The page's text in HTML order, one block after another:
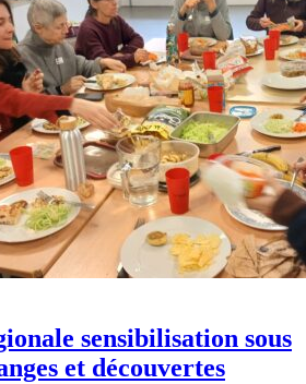
sensibilisation sous
et découvertes